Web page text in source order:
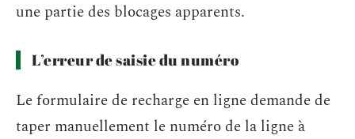
une partie des blocages apparents.
L’erreur de saisie du numéro
Le formulaire de recharge en ligne demande de
taper manuellement le numéro de la ligne à